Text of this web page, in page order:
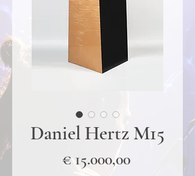
Daniel Hertz M15
€ 15.000,00Prijs